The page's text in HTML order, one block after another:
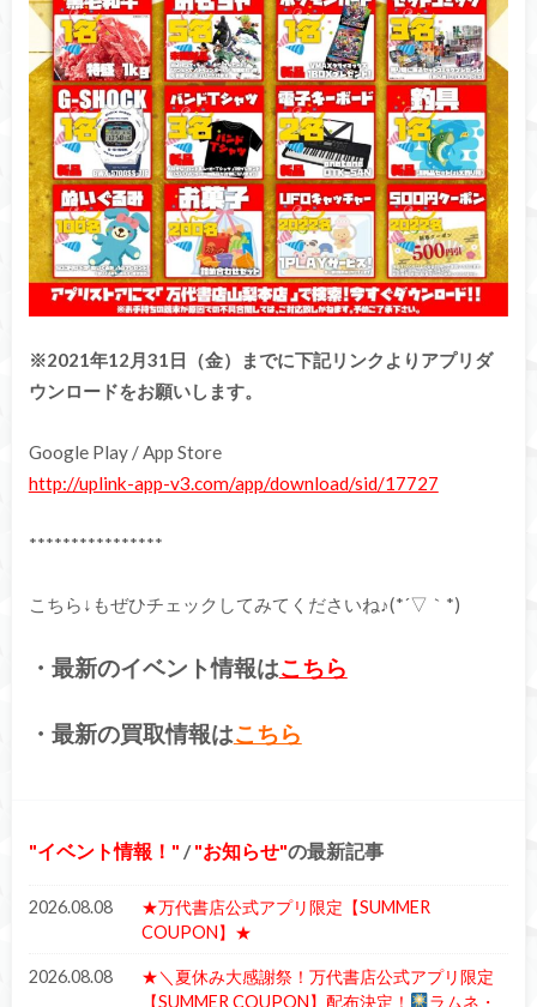
※2021年12月31日（金）までに下記リンクよりアプリダ
ウンロードをお願いします。
Google Play / App Store
http://uplink-app-v3.com/app/download/sid/17727
****************
こちら↓もぜひチェックしてみてくださいね♪(*´▽｀*)
・最新のイベント情報はこちら
・最新の買取情報はこちら
イベント情報！ / お知らせ の最新記事
2026.08.08
★万代書店公式アプリ限定【SUMMER
COUPON】★
2026.08.08
★＼夏休み大感謝祭！万代書店公式アプリ限定
【SUMMER COUPON】配布決定！
ラムネ・